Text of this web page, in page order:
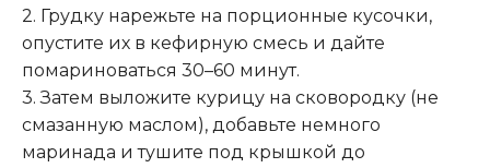
2. Грудку нарежьте на порционные кусочки,
опустите их в кефирную смесь и дайте
помариноваться 30–60 минут.
3. Затем выложите курицу на сковородку (не
смазанную маслом), добавьте немного
маринада и тушите под крышкой до